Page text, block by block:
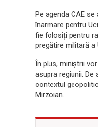
Pe agenda CAE
înarmare pentru
fie folosiți pentru
pregătire militară a
În plus, miniștrii
asupra regiunii. De
contextul
Mirzoian.